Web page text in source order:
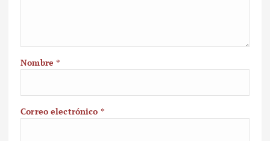
Nombre*
Correo electrónico *